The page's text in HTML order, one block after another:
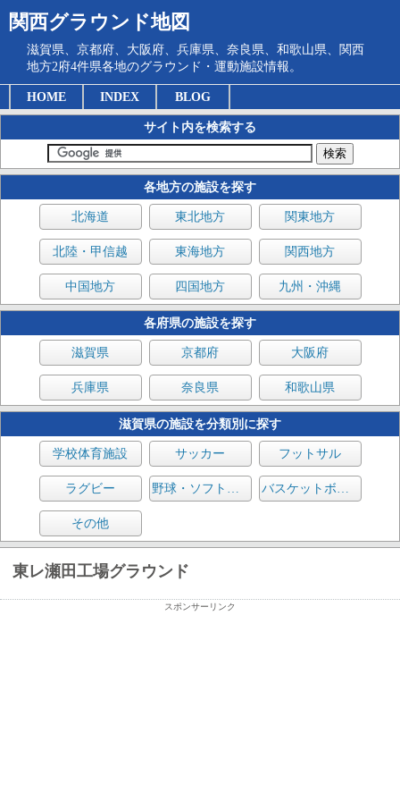
関西グラウンド地図
滋賀県、京都府、大阪府、兵庫県、奈良県、和歌山県、関西
地方2府4件県各地のグラウンド・運動施設情報。
HOME INDEX BLOG
サイト内を検索する
各地方の施設を探す
北海道 東北地方 関東地方
北陸・甲信越 東海地方 関西地方
中国地方 四国地方 九州・沖縄
各府県の施設を探す
滋賀県 京都府 大阪府
兵庫県 奈良県 和歌山県
滋賀県の施設を分類別に探す
学校体育施設 サッカー フットサル
ラグビー 野球・ソフトボール バスケットボール
その他
東レ瀬田工場グラウンド
スポンサーリンク